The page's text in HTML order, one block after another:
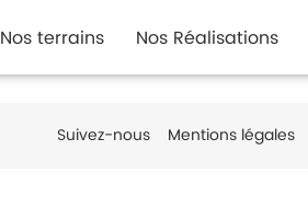
Nos terrains Nos Réalisations
Suivez-nous Mentions légales